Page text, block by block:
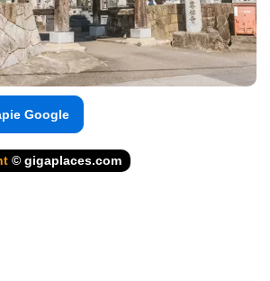
Google
© gigaplaces.com